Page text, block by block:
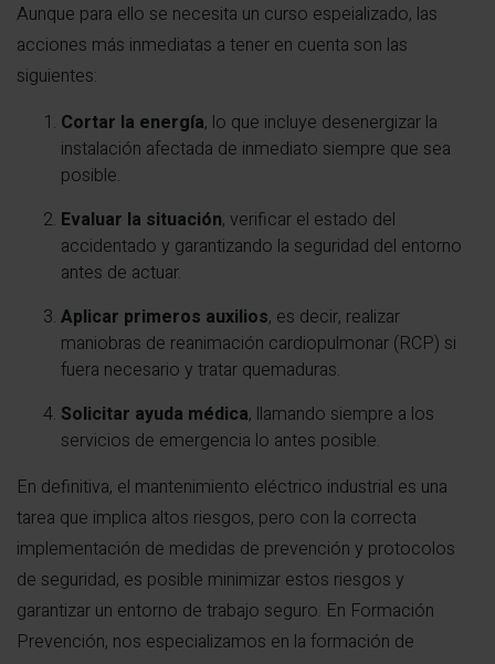
Aunque para ello se necesita un curso espeializado, las
acciones más inmediatas a tener en cuenta son las
siguientes:
Cortar la energía, lo que incluye desenergizar la
instalación afectada de inmediato siempre que sea
posible.
Evaluar la situación, verificar el estado del
accidentado y garantizando la seguridad del entorno
antes de actuar.
Aplicar primeros auxilios, es decir, realizar
maniobras de reanimación cardiopulmonar (RCP) si
fuera necesario y tratar quemaduras.
Solicitar ayuda médica, llamando siempre a los
servicios de emergencia lo antes posible.
En definitiva, el mantenimiento eléctrico industrial es una
tarea que implica altos riesgos, pero con la correcta
implementación de medidas de prevención y protocolos
de seguridad, es posible minimizar estos riesgos y
garantizar un entorno de trabajo seguro. En Formación
Prevención, nos especializamos en la formación de